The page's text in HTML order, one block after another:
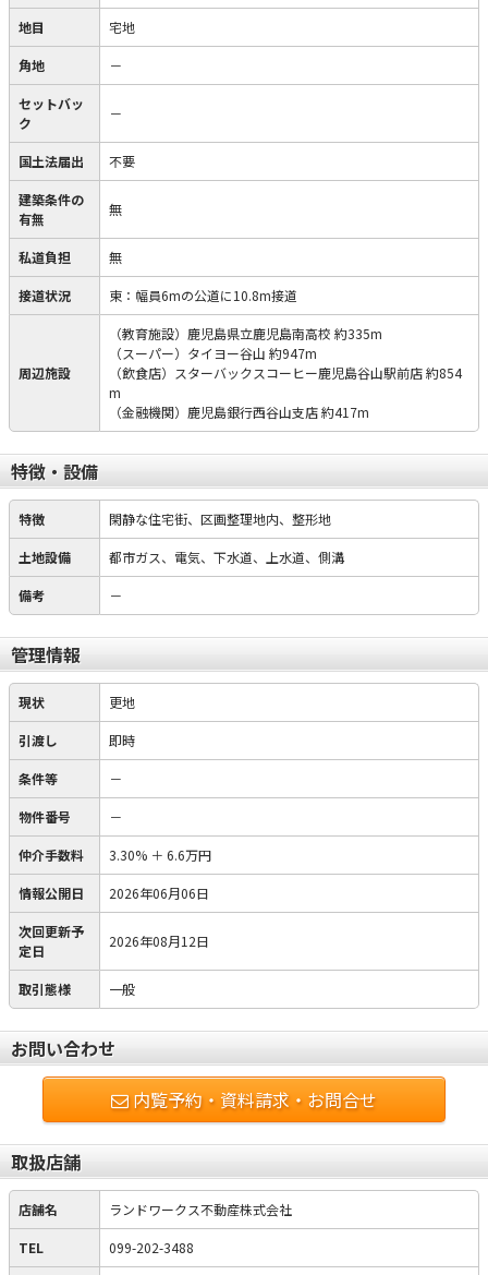
地目 宅地
角地 －
セットバッ
ク
－
国土法届出 不要
建築条件の
有無
無
私道負担 無
接道状況 東：幅員6mの公道に10.8m接道
周辺施設
（教育施設）鹿児島県立鹿児島南高校 約335m
（スーパー）タイヨー谷山 約947m
（飲食店）スターバックスコーヒー鹿児島谷山駅前店 約854
m
（金融機関）鹿児島銀行西谷山支店 約417m
特徴・設備
特徴 閑静な住宅街、区画整理地内、整形地
土地設備 都市ガス、電気、下水道、上水道、側溝
備考 －
管理情報
現状 更地
引渡し 即時
条件等 －
物件番号 －
仲介手数料 3.30% ＋ 6.6万円
情報公開日 2026年06月06日
次回更新予
定日
2026年08月12日
取引態様 一般
お問い合わせ
内覧予約・資料請求・お問合せ
取扱店舗
店舗名 ランドワークス不動産株式会社
TEL 099-202-3488